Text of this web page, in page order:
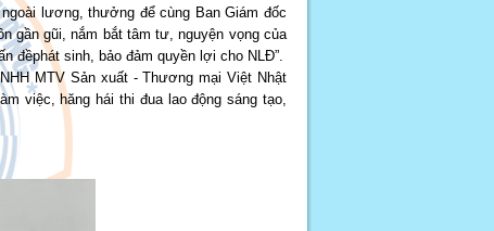
lương, thưởng để cùng Ban Giám đốc
gần gũi, nắm bắt tâm tư, nguyện vọng của
đềphát sinh, bảo đảm quyền lợi cho NLĐ”.
MTV Sản xuất - Thương mại Việt Nhật
việc, hăng hái thi đua lao động sáng tạo,